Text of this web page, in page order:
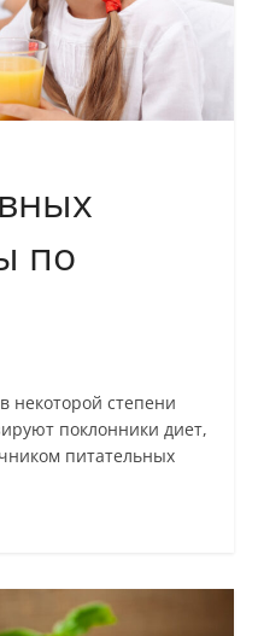
по
некоторой степени
поклонники диет,
питательных